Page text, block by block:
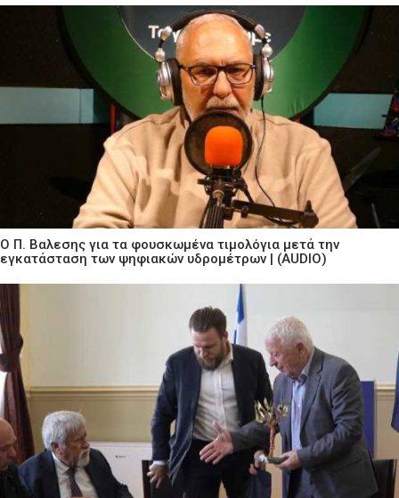
Ο Π. Βαλεσης για τα φουσκωμένα τιμολόγια μετά την
εγκατάσταση των ψηφιακών υδρομέτρων | (AUDIO)